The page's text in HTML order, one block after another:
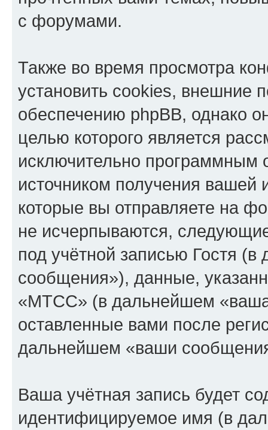
с форумами.
Также во время просмотра
установить cookies, внешние
обеспечению phpBB, однако
целью которого является
исключительно программным
источником получения
которые вы отправляете на
не исчерпываются,
под учётной записью Гостя
сообщения»), данные,
«МТСС» (в дальнейшем
оставленные вами после
дальнейшем «ваши
Ваша учётная запись будет
идентифицируемое имя (в